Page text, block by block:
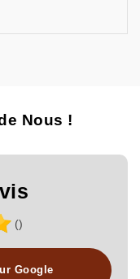
Nous !
()
Google